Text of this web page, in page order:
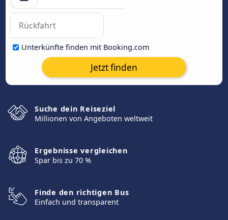
Unterkünfte finden mit Booking.com
Jetzt finden
Suche dein Reiseziel
Millionen von Angeboten weltweit
Ergebnisse vergleichen
Spar bis zu 70 %
Finde den richtigen Bus
Einfach und transparent